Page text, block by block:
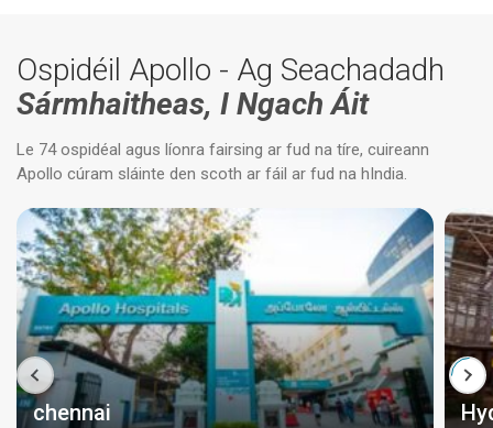
Ospidéil Apollo - Ag Seachadadh
Sármhaitheas, I Ngach Áit
Le 74 ospidéal agus líonra fairsing ar fud na tíre, cuireann
Apollo cúram sláinte den scoth ar fáil ar fud na hIndia.
chennai